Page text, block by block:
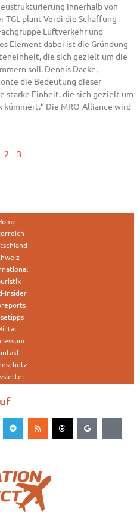
innerhalb von
plant Verdi die Schaffung
Luftverkehr und
Element dabei ist die Gründung
die sich gezielt um die
soll. Dennis Dacke,
die Bedeutung dieser
starke Einheit, die sich gezielt um
Die MRO-Alliance wird
2 3
Insider